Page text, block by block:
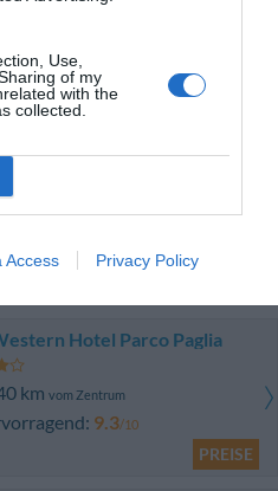
Use,
of my
with the
collected.
Access Privacy Policy
km vom Zentrum
8.9/10
km
gut
Hotel Parco Paglia
km vom Zentrum
9.3/10
PREISE